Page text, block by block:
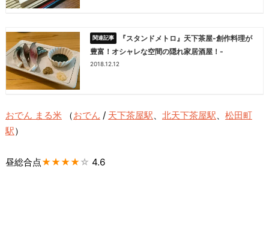
『スタンドメトロ』天下茶屋-創作料理が
豊富！オシャレな空間の隠れ家居酒屋！-
2018.12.12
おでん まる米（おでん / 天下茶屋駅、 北天下茶屋駅、 松田町
駅）
昼総合点★★★★☆ 4.6